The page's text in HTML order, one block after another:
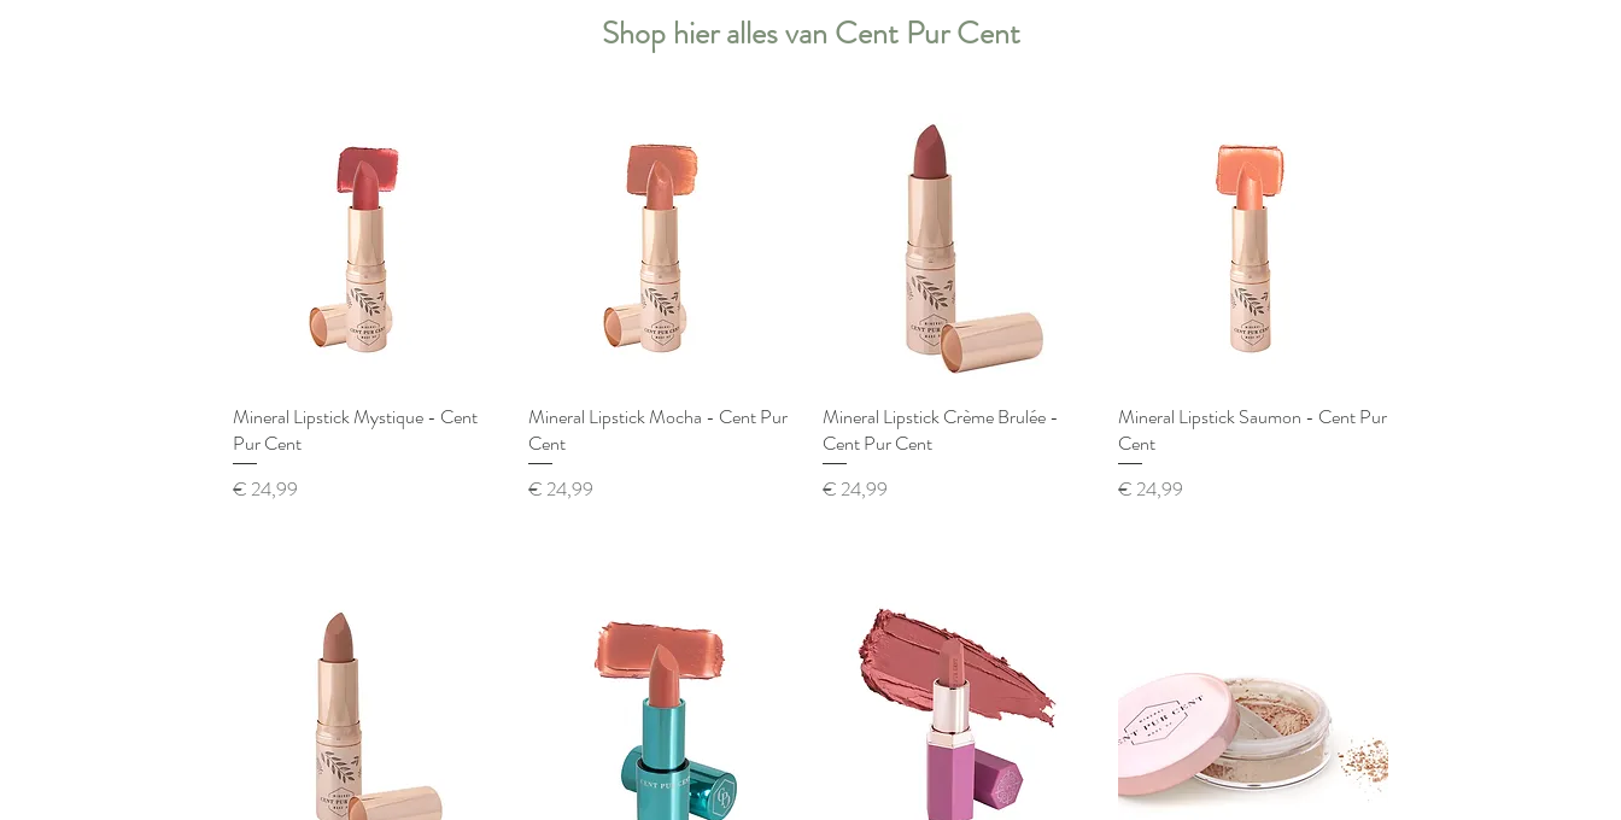
Shop hier alles van Cent Pur Cent
Snel overzicht
Mineral Lipstick Mystique - Cent
Pur Cent
Prijs
€ 24,99
Snel overzicht
Mineral Lipstick Mocha - Cent Pur
Cent
Prijs
€ 24,99
Snel overzicht
Mineral Lipstick Crème Brulée -
Cent Pur Cent
Prijs
€ 24,99
Snel overzicht
Mineral Lipstick Saumon - Cent Pur
Cent
Prijs
€ 24,99